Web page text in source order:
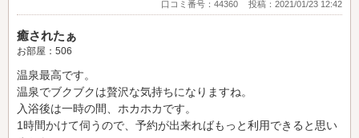
口コミ番号：44360 投稿：2021/01/23 12:42
癒されたぁ
お部屋：506
温泉最高です。
温泉でブクブクは贅沢な気持ちになりますね。
入浴後は一時の間、ホカホカです。
1時間かけて伺うので、予約が出来ればもっと利用できると思い